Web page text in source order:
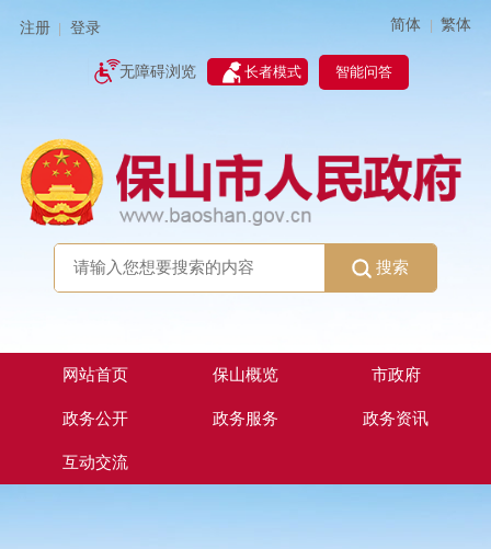
注册 登录 简体 | 繁体
无障碍浏览 长者模式 智能问答
搜索
网站首页 保山概览 市政府
政务公开 政务服务 政务资讯
互动交流